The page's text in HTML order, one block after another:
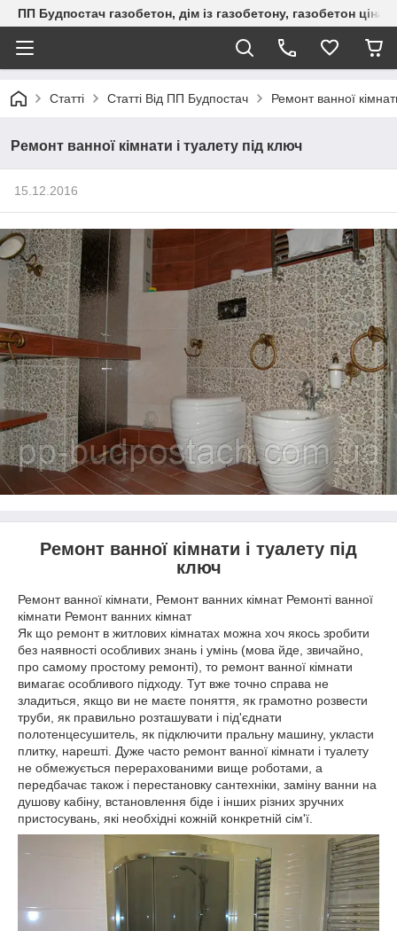
ПП Будпостач газобетон, дім із газобетону, газобетон
Статті Статті Від ПП Будпостач Ремонт ванної
Ремонт ванної кімнати і туалету під ключ
15.12.2016
Ремонт ванної кімнати і туалету під
ключ
Ремонт ванної кімнати, Ремонт ванних кімнат Ремонті ванної
кімнати Ремонт ванних кімнат
Як що ремонт в житлових кімнатах можна хоч якось зробити
без наявності особливих знань і умінь (мова йде, звичайно,
про самому простому ремонті), то ремонт ванної кімнати
вимагає особливого підходу. Тут вже точно справа не
зладиться, якщо ви не маєте поняття, як грамотно розвести
труби, як правильно розташувати і під'єднати
полотенцесушитель, як підключити пральну машину, укласти
плитку, нарешті. Дуже часто ремонт ванної кімнати і туалету
не обмежується перерахованими вище роботами, а
передбачає також і перестановку сантехніки, заміну ванни на
душову кабіну, встановлення біде і інших різних зручних
пристосувань, які необхідні кожній конкретній сім'ї.